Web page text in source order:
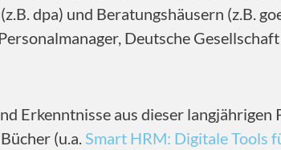
dpa) und Beratungshäusern (z.B.
Deutsche
Erkenntnisse aus dieser
(u.a.Smart HRM: Digitale Tools